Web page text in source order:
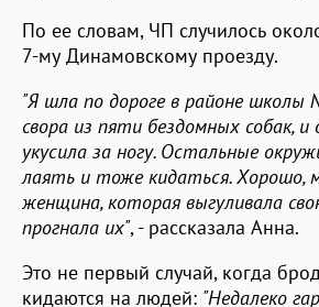
По ее словам, ЧП случилось
7-му Динамовскому проезду.
"Я шла по дороге в районе
свора из пяти бездомных собак, и
укусила за ногу. Остальные
лаять и тоже кидаться. Хорошо,
женщина, которая выгуливала
прогнала их", - рассказала Анна.
Это не первый случай, когда
кидаются на людей: "Недалеко